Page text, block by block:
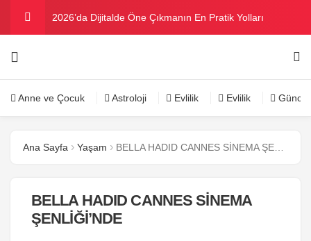
2026’da Dijitalde Öne Çıkmanın En Pratik Yolları
Danla Bilic ile Reynmen Miami’de tatilde
Anne ve Çocuk Astroloji Evlilik Evlilik Güncel
Ana Sayfa Yaşam
BELLA HADID CANNES SİNEMA
ŞENLİĞİ’NDE